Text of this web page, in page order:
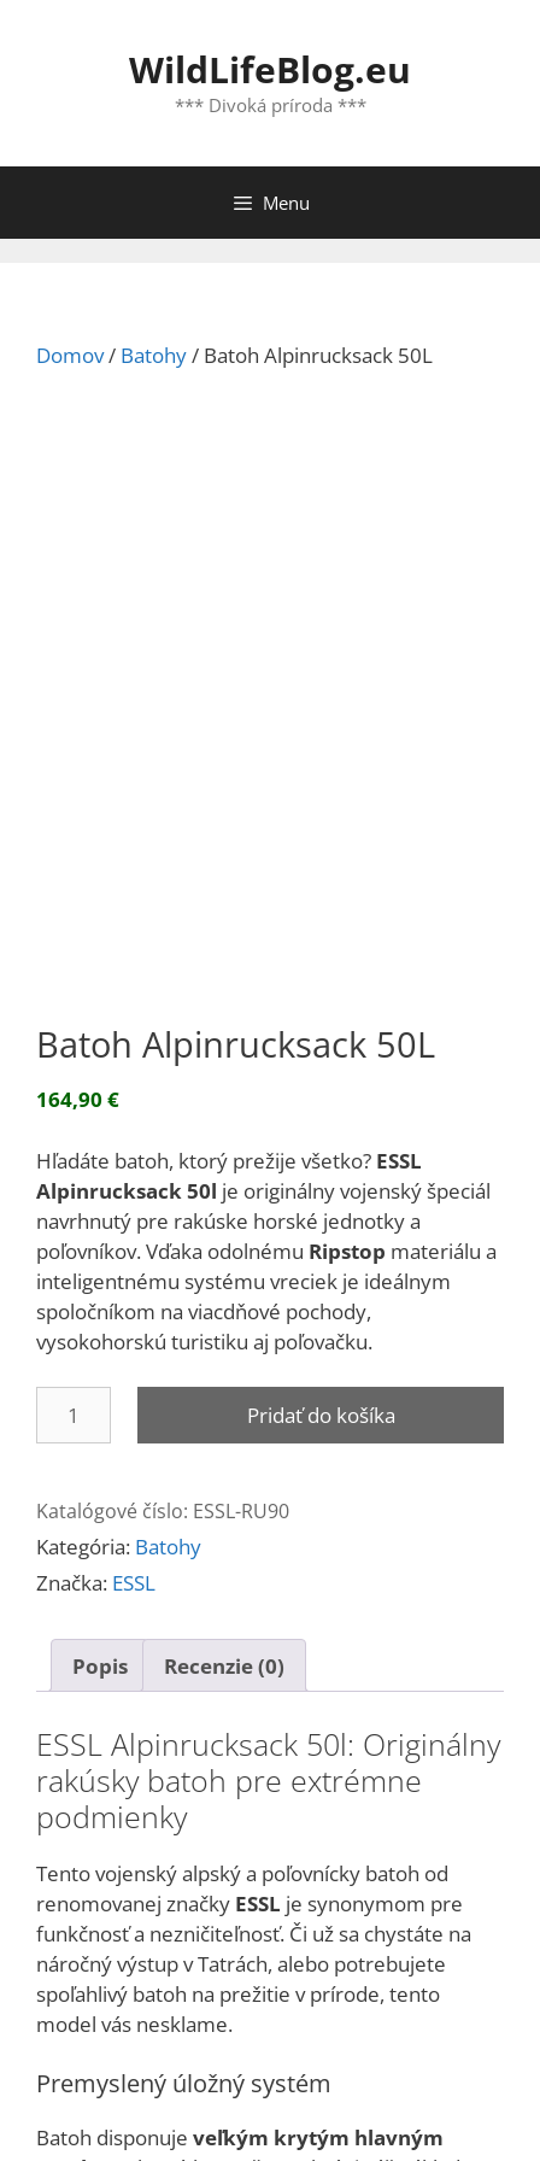
WildLifeBlog.eu
*** Divoká príroda ***
Menu
Domov/ Batohy/ Batoh Alpinrucksack 50L
Batoh Alpinrucksack 50L
164,90 €
Hľadáte batoh, ktorý prežije všetko? ESSL
Alpinrucksack 50l je originálny vojenský špeciál
navrhnutý pre rakúske horské jednotky a
poľovníkov. Vďaka odolnému Ripstop materiálu a
inteligentnému systému vreciek je ideálnym
spoločníkom na viacdňové pochody,
vysokohorskú turistiku aj poľovačku.
Batoh
Pridať do košíka
Katalógové číslo: ESSL-RU90
Kategória: Batohy
Značka: ESSL
Popis Recenzie (0)
ESSL Alpinrucksack 50l: Originálny
rakúsky batoh pre extrémne
podmienky
Tento vojenský alpský a poľovnícky batoh od
renomovanej značky ESSL je synonymom pre
funkčnosť a nezničiteľnosť. Či už sa chystáte na
náročný výstup v Tatrách, alebo potrebujete
spoľahlivý batoh na prežitie v prírode, tento
model vás nesklame.
Premyslený úložný systém
Batoh disponuje veľkým krytým hlavným